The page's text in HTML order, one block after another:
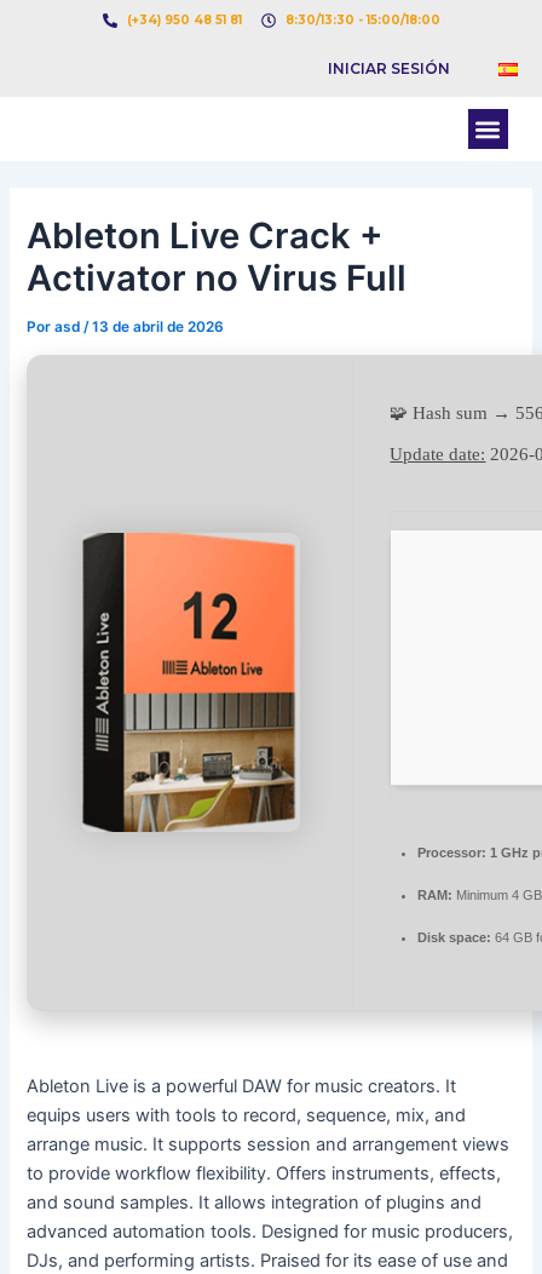
(+34) 950 48 51 81 8:30/13:30 - 15:00/18:00
INICIAR SESIÓN
Ableton Live Crack +
Activator no Virus Full
Porasd /13 de abril de 2026
🧩 Hash sum →
Update date: 2026-
Processor: 1 GHz
RAM: Minimum 4 GB
Disk space: 64 GB
Ableton Live is a powerful DAW for music creators. It
equips users with tools to record, sequence, mix, and
arrange music. It supports session and arrangement views
to provide workflow flexibility. Offers instruments, effects,
and sound samples. It allows integration of plugins and
advanced automation tools. Designed for music producers,
DJs, and performing artists. Praised for its ease of use and
Navegación